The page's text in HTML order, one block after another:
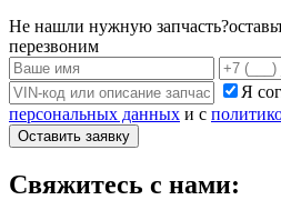
Не нашли нужную запчасть?
перезвоним
Я
персональных данных и с
Оставить заявку
Свяжитесь с нами: